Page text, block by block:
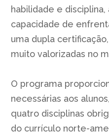
habilidade e disciplina,
capacidade de
uma dupla
muito valorizadas no
O programa
necessárias aos
quatro disciplinas
do currículo norte-